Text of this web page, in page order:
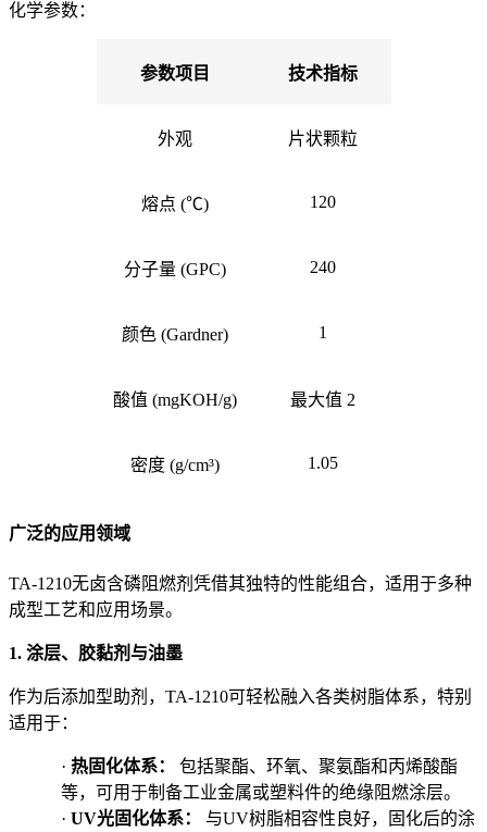
化学参数：
参数项目 技术指标
外观 片状颗粒
熔点 (℃) 120
分子量 (GPC) 240
颜色 (Gardner) 1
酸值 (mgKOH/g) 最大值 2
密度 (g/cm³) 1.05
广泛的应用领域
TA-1210无卤含磷阻燃剂凭借其独特的性能组合，适用于多种
成型工艺和应用场景。
1. 涂层、胶黏剂与油墨
作为后添加型助剂，TA-1210可轻松融入各类树脂体系，特别
适用于：
· 热固化体系：
包括聚酯、环氧、聚氨酯和丙烯酸酯
等，可用于制备工业金属或塑料件的绝缘阻燃涂层。
· UV光固化体系：
与UV树脂相容性良好，固化后的涂